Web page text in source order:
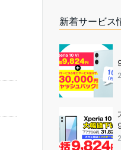
新着サービス